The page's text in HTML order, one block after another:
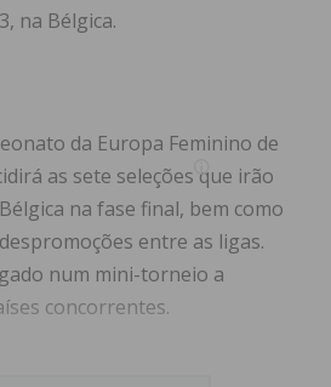
na Bélgica.
da Europa Feminino de
as sete seleções que irão
na fase final, bem como
entre as ligas.
num mini-torneio a
concorrentes.